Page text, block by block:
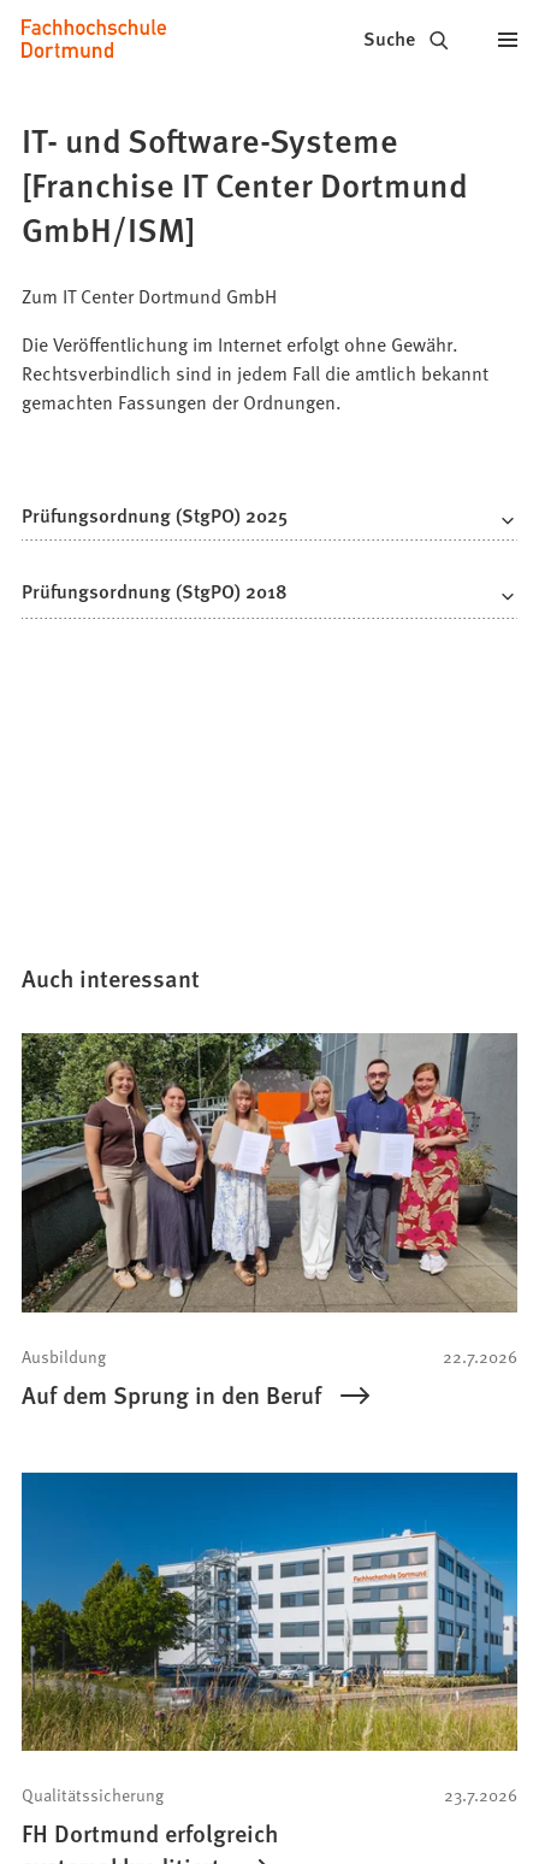
Inhalt anspringen
Fachhochschule
Dortmund
Studium,
Studiengänge,
Bewerbung
Suche
IT- und Software-Systeme
[Franchise IT Center Dortmund
GmbH/ISM]
Zum IT Center Dortmund GmbH
Die Veröffentlichung im Internet erfolgt ohne Gewähr.
Rechtsverbindlich sind in jedem Fall die amtlich bekannt
gemachten Fassungen der Ordnungen.
Prüfungsordnung (StgPO) 2025
Prüfungsordnung (StgPO) 2018
Auch interessant
22.7.2026
Ausbildung
Auf dem Sprung in den Beruf
23.7.2026
Qualitätssicherung
FH Dortmund erfolgreich